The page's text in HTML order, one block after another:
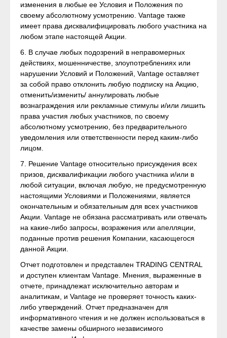
изменения в любые ее Условия и Положения по
своему абсолютному усмотрению. Vantage также
имеет права дисквалифицировать любого участника на
любом этапе настоящей Акции.
6. В случае любых подозрений в неправомерных
действиях, мошенничестве, злоупотреблениях или
нарушении Условий и Положений, Vantage оставляет
за собой право отклонить любую подписку на Акцию,
отменить/изменить/ аннулировать любые
вознаграждения или рекламные стимулы и/или лишить
права участия любых участников, по своему
абсолютному усмотрению, без предварительного
уведомления или ответственности перед каким-либо
лицом.
7. Решение Vantage относительно присуждения всех
призов, дисквалификации любого участника и/или в
любой ситуации, включая любую, не предусмотренную
настоящими Условиями и Положениями, является
окончательным и обязательным для всех участников
Акции. Vantage не обязана рассматривать или отвечать
на какие-либо запросы, возражения или апелляции,
поданные против решения Компании, касающегося
данной Акции.
Отчет подготовлен и представлен TRADING CENTRAL
и доступен клиентам Vantage. Мнения, выраженные в
отчете, принадлежат исключительно авторам и
аналитикам, и Vantage не проверяет точность каких-
либо утверждений. Отчет предназначен для
информативного чтения и не должен использоваться в
качестве замены обширного независимого